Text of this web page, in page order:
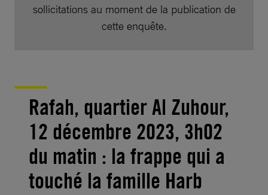
sollicitations au moment de la publication de
cette enquête.
Rafah, quartier Al Zuhour,
12 décembre 2023, 3h02
du matin : la frappe qui a
touché la famille Harb